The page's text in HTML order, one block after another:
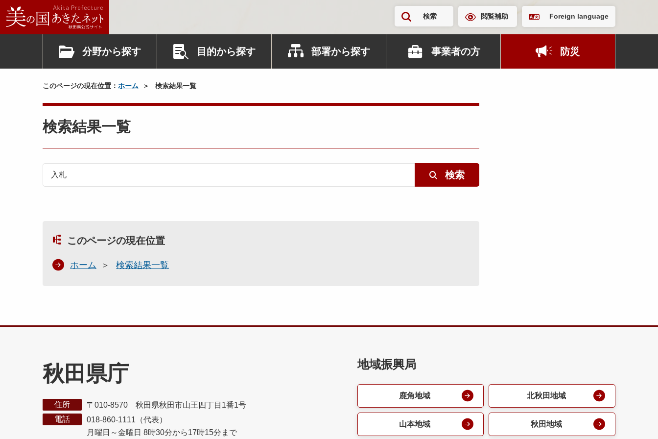
検索 閲覧補助 Foreign language
分野から探す 目的から探す 部署から探す 事業者の方 防災
このページの現在位置： ホーム 検索結果一覧
検索結果一覧
検索
このページの現在位置
ホーム 検索結果一覧
秋田県庁
住所
〒010-8570 秋田県秋田市山王四丁目1番1号
電話
018-860-1111（代表）
月曜日～金曜日 8時30分から17時15分まで
地域振興局
鹿角地域 北秋田地域
山本地域 秋田地域